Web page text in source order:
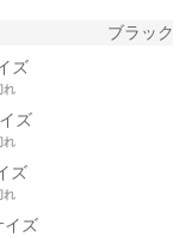
ブラック
ズ
れ
ズ
れ
ズ
れ
イズ